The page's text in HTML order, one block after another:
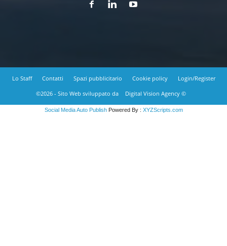
Lo Staff Contatti Spazi pubblicitario Cookie policy
Login/Register
©2026 - Sito Web sviluppato da
Digital Vision Agency ©
Social Media Auto PublishPowered By : XYZScripts.com